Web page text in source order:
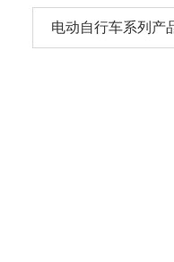
电动自行车系列产